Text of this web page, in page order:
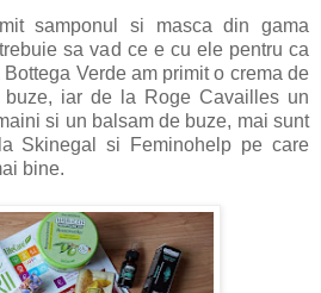
samponul si masca din gama
sa vad ce e cu ele pentru ca
Verde am primit o crema de
iar de la Roge Cavailles un
si un balsam de buze, mai sunt
Skinegal si Feminohelp pe care
bine.